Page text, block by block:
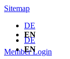
Sitemap
DE
EN
Member Login
DE
EN